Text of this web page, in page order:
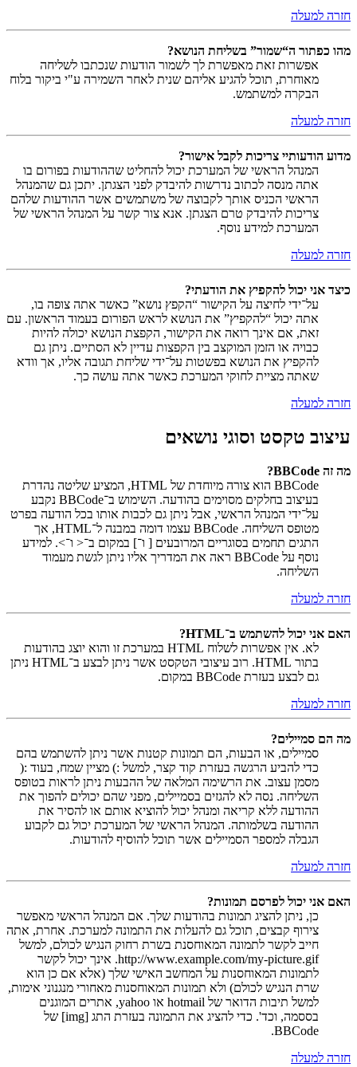
חזרה למעלה
מהו כפתור ה“שמור” בשליחת הנושא?
אפשרות זאת מאפשרת לך לשמור הודעות שנכתבו לשליחה
מאוחרת, תוכל להגיע אליהם שנית לאחר השמירה ע"י ביקור בלוח
הבקרה למשתמש.
חזרה למעלה
מדוע הודעותיי צריכות לקבל אישור?
המנהל הראשי של המערכת יכול להחליט שההודעות בפורום בו
אתה מנסה לכתוב נדרשות להיבדק לפני הצגתן. יתכן גם שהמנהל
הראשי הכניס אותך לקבוצה של משתמשים אשר ההודעות שלהם
צריכות להיבדק טרם הצגתן. אנא צור קשר על המנהל הראשי של
המערכת למידע נוסף.
חזרה למעלה
כיצד אני יכול להקפיץ את הודעתי?
על־ידי לחיצה על הקישור “הקפץ נושא” כאשר אתה צופה בו,
אתה יכול “להקפיץ” את הנושא לראש הפורום בעמוד הראשון. עם
זאת, אם אינך רואה את הקישור, הקפצת הנושא יכולה להיות
כבויה או הזמן המוקצב בין הקפצות עדיין לא הסתיים. ניתן גם
להקפיץ את הנושא בפשטות על־ידי שליחת תגובה אליו, אך וודא
שאתה מציית לחוקי המערכת כאשר אתה עושה כך.
חזרה למעלה
עיצוב טקסט וסוגי נושאים
מה זה BBCode?
BBCode הוא צורה מיוחדת של HTML, המציע שליטה נהדרת
בעיצוב בחלקים מסוימים בהודעה. השימוש ב־BBCode נקבע
על־ידי המנהל הראשי, אבל ניתן גם לכבות אותו בכל הודעה בפרט
מטופס השליחה. BBCode עצמו דומה במבנה ל־HTML, אך
התגים תחמים בסוגריים המרובעים [ ו־] במקום ב־< ו־>. למידע
נוסף על BBCode ראה את המדריך אליו ניתן לגשת מעמוד
השליחה.
חזרה למעלה
האם אני יכול להשתמש ב־HTML?
לא. אין אפשרות לשלוח HTML במערכת זו והוא יוצג בהודעות
בתור HTML. רוב עיצובי הטקסט אשר ניתן לבצע ב־HTML ניתן
גם לבצע בעזרת BBCode במקום.
חזרה למעלה
מה הם סמיילים?
סמיילים, או הבעות, הם תמונות קטנות אשר ניתן להשתמש בהם
כדי להביע הרגשה בעזרת קוד קצר, למשל :) מציין שמח, בעוד :(
מסמן עצוב. את הרשימה המלאה של ההבעות ניתן לראות בטופס
השליחה. נסה לא להגזים בסמיילים, מפני שהם יכולים להפוך את
ההודעה ללא קריאה ומנהל יכול להוציא אותם או להסיר את
ההודעה בשלמותה. המנהל הראשי של המערכת יכול גם לקבוע
הגבלה למספר הסמיילים אשר תוכל להוסיף להודעות.
חזרה למעלה
האם אני יכול לפרסם תמונות?
כן, ניתן להציג תמונות בהודעות שלך. אם המנהל הראשי מאפשר
צירוף קבצים, תוכל גם להעלות את התמונה למערכת. אחרת, אתה
חייב לקשר לתמונה המאוחסנת בשרת רחוק הנגיש לכולם, למשל
http://www.example.com/my-picture.gif. אינך יכול לקשר
לתמונות המאוחסנות על המחשב האישי שלך (אלא אם כן הוא
שרת הנגיש לכולם) ולא תמונות המאוחסנות מאחורי מנגנוני אימות,
למשל תיבות הדואר של hotmail או yahoo, אתרים המוגנים
בססמה, וכד'. כדי להציג את התמונה בעזרת התג [img] של
BBCode.
חזרה למעלה